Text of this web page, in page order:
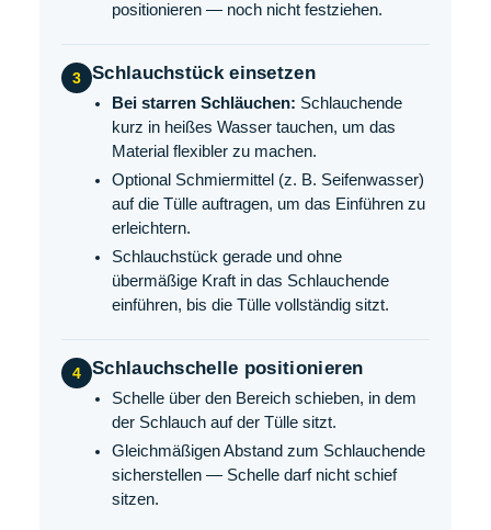
positionieren — noch nicht festziehen.
3 Schlauchstück einsetzen
Bei starren Schläuchen: Schlauchende
kurz in heißes Wasser tauchen, um das
Material flexibler zu machen.
Optional Schmiermittel (z. B. Seifenwasser)
auf die Tülle auftragen, um das Einführen zu
erleichtern.
Schlauchstück gerade und ohne
übermäßige Kraft in das Schlauchende
einführen, bis die Tülle vollständig sitzt.
4 Schlauchschelle positionieren
Schelle über den Bereich schieben, in dem
der Schlauch auf der Tülle sitzt.
Gleichmäßigen Abstand zum Schlauchende
sicherstellen — Schelle darf nicht schief
sitzen.